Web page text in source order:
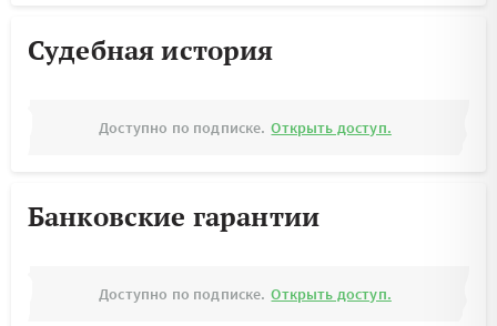
Судебная история
Доступно по подписке. Открыть доступ.
Банковские гарантии
Доступно по подписке. Открыть доступ.